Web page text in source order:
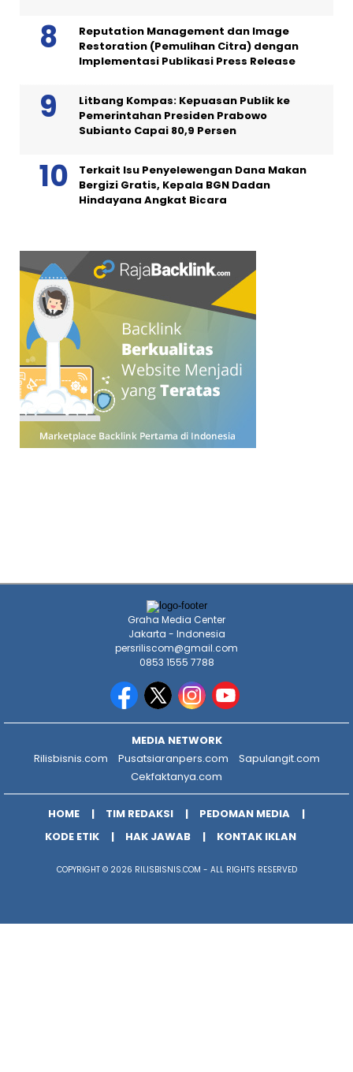
Reputation Management dan Image
Restoration (Pemulihan Citra) dengan
Implementasi Publikasi Press Release
Litbang Kompas: Kepuasan Publik ke
Pemerintahan Presiden Prabowo
Subianto Capai 80,9 Persen
Terkait Isu Penyelewengan Dana Makan
Bergizi Gratis, Kepala BGN Dadan
Hindayana Angkat Bicara
Graha Media Center
Jakarta - Indonesia
persriliscom@gmail.com
0853 1555 7788
MEDIA NETWORK
Rilisbisnis.com
Pusatsiaranpers.com
Sapulangit.com
Cekfaktanya.com
HOME TIM REDAKSI
PEDOMAN MEDIA
KODE ETIK
HAK JAWAB KONTAK IKLAN
COPYRIGHT © 2026 RILISBISNIS.COM - ALL RIGHTS RESERVED